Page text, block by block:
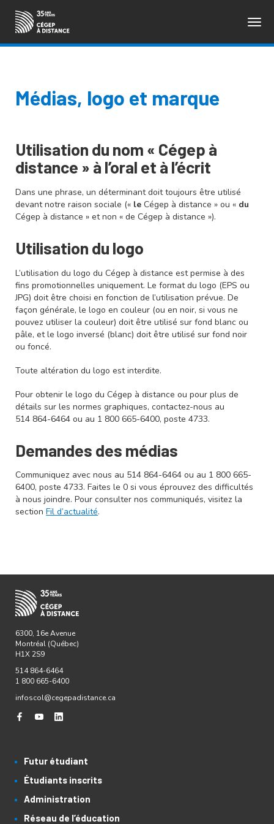
ENGLISH
Médias, logo et marque
Utilisation du nom « Cégep à
distance » à l’oral et à l’écrit
Dans une phrase, un déterminant doit toujours être utilisé
devant notre raison sociale (« le Cégep à distance » ou « du
Cégep à distance » et non « de Cégep à distance »).
Utilisation du logo
L’utilisation du logo du Cégep à distance est permise à des
fins promotionnelles uniquement. Le format du logo (EPS ou
JPG) doit être choisi en fonction de l’utilisation prévue. De
façon générale, le logo en couleur (ou en noir, si vous ne
pouvez utiliser la couleur) doit être utilisé sur fond blanc ou
pâle, et le logo inversé (blanc) doit être utilisé sur fond noir
ou foncé.
Toute altération du logo est interdite.
Pour obtenir le logo du Cégep à distance ou pour plus de
détails sur les normes graphiques, contactez-nous au
514 864-6464 ou au 1 800 665-6400, poste 4733.
Demandes des médias
Communiquez avec nous au 514 864-6464 ou au 1 800 665-
6400, poste 4733. Faites le 0 si vous éprouvez des difficultés
à nous joindre. Pour consulter nos communiqués, visitez la
sectionFil d’actualité.
6300, 16e Avenue
Montréal (Québec)
H1X 2S9
514 864-6464
1 800 665-6400
infoscol@cegepadistance.ca
Futur étudiant
Étudiants inscrits
Administration
Réseau de l’éducation